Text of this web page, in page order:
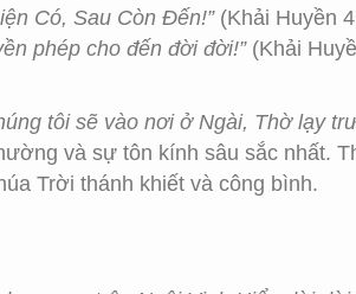
Có, Sau Còn Đến!”(Khải Huyền
phép cho đến đời đời!”(Khải
tôi sẽ vào nơi ở Ngài, Thờ lạy
và sự tôn kính sâu sắc nhất.
Trời thánh khiết và công bình.